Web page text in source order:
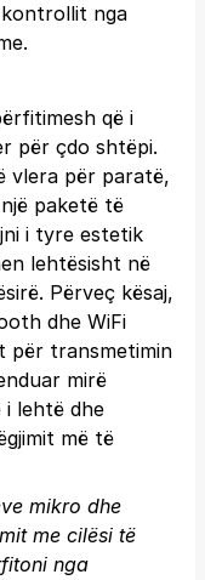
nga
që i
për çdo shtëpi.
vlera për paratë,
paketë të
i tyre estetik
lehtësisht në
Përveç kësaj,
dhe WiFi
për transmetimin
mirë
i lehtë dhe
më të
mikro dhe
me cilësi të
nga